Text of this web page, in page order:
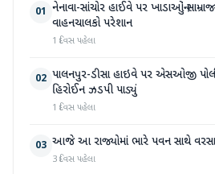
01 નેનાવા-સાંચોર હાઈવે પર ખાડાઓનું
વાહનચાલકો પરેશાન
1 દિવસ પહેલા
02 પાલનપુર-ડીસા હાઇવે પર એસઓજી
હિરોઈન ઝડપી પાડ્યું
1 દિવસ પહેલા
03 આજે આ રાજ્યોમાં ભારે પવન સાથે
3 દિવસ પહેલા